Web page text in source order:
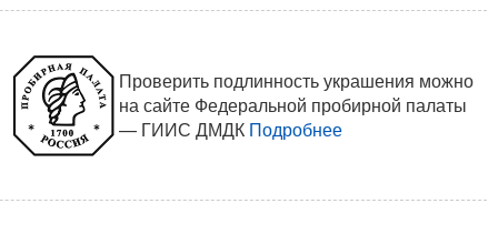
Проверить подлинность украшения можно
на сайте Федеральной пробирной палаты
— ГИИС ДМДК Подробнее